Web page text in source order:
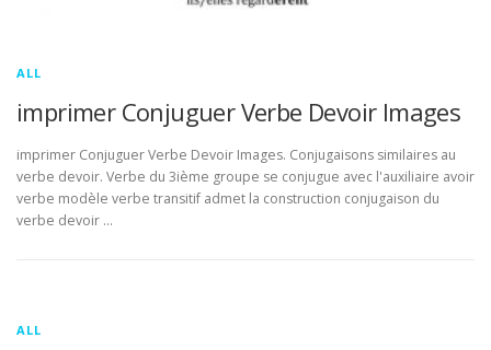
ALL
imprimer Conjuguer Verbe Devoir Images
imprimer Conjuguer Verbe Devoir Images. Conjugaisons similaires au
verbe devoir. Verbe du 3ième groupe se conjugue avec l'auxiliaire avoir
verbe modèle verbe transitif admet la construction conjugaison du
verbe devoir …
ALL